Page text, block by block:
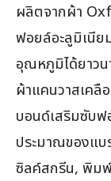
ผลิตจากผ้า
ฟอยล์อะลูมิเนีย
อุณหภูมิได้ยาวน
ผ้าแคนวาสเคลื
บอนด์เสริมซับ
ประมาณของแ
ซิลค์สกรีน, พิมพ์